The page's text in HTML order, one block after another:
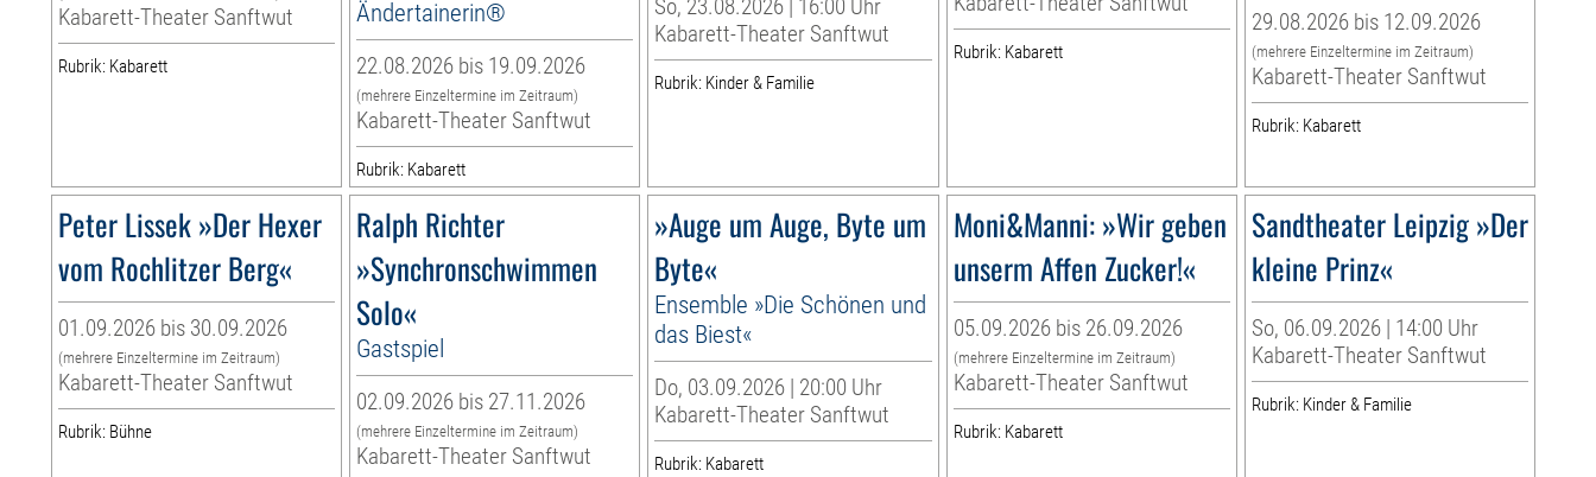
Kabarett-Theater Sanftwut
Rubrik: Kabarett
Ändertainerin®
22.08.2026 bis 19.09.2026
(mehrere Einzeltermine im Zeitraum)
Kabarett-Theater Sanftwut
Rubrik: Kabarett
So, 23.08.2026 | 16:00 Uhr
Kabarett-Theater Sanftwut
Rubrik: Kinder & Familie
Rubrik: Kabarett
29.08.2026 bis 12.09.2026
(mehrere Einzeltermine im Zeitraum)
Kabarett-Theater Sanftwut
Rubrik: Kabarett
Peter Lissek »Der Hexer
vom Rochlitzer Berg«
01.09.2026 bis 30.09.2026
(mehrere Einzeltermine im Zeitraum)
Kabarett-Theater Sanftwut
Rubrik: Bühne
Ralph Richter
»Synchronschwimmen
Solo«
Gastspiel
02.09.2026 bis 27.11.2026
(mehrere Einzeltermine im Zeitraum)
Kabarett-Theater Sanftwut
»Auge um Auge, Byte um
Byte«
Ensemble »Die Schönen und
das Biest«
Do, 03.09.2026 | 20:00 Uhr
Kabarett-Theater Sanftwut
Rubrik: Kabarett
Moni&Manni: »Wir geben
unserm Affen Zucker!«
05.09.2026 bis 26.09.2026
(mehrere Einzeltermine im Zeitraum)
Kabarett-Theater Sanftwut
Rubrik: Kabarett
Sandtheater Leipzig »Der
kleine Prinz«
So, 06.09.2026 | 14:00 Uhr
Kabarett-Theater Sanftwut
Rubrik: Kinder & Familie